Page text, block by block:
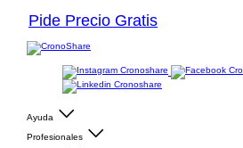
Pide Precio Gratis
Ayuda
Profesionales